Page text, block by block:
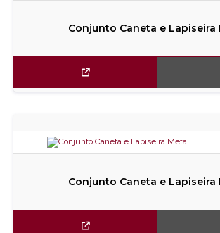
Conjunto Caneta e Lapiseira
Conjunto Caneta e Lapiseira